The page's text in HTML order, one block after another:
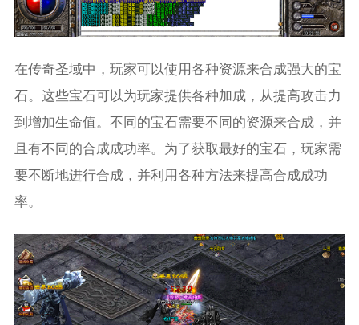
在传奇圣域中，玩家可以使用各种资源来合成强大的宝
石。这些宝石可以为玩家提供各种加成，从提高攻击力
到增加生命值。不同的宝石需要不同的资源来合成，并
且有不同的合成成功率。为了获取最好的宝石，玩家需
要不断地进行合成，并利用各种方法来提高合成成功
率。